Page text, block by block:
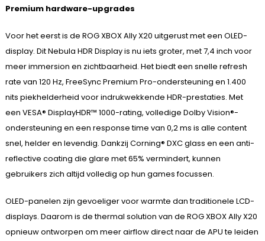
Premium hardware-upgrades
Voor het eerst is de ROG XBOX Ally X20 uitgerust met een OLED-
display. Dit Nebula HDR Display is nu iets groter, met 7,4 inch voor
meer immersion en zichtbaarheid. Het biedt een snelle refresh
rate van 120 Hz, FreeSync Premium Pro-ondersteuning en 1.400
nits piekhelderheid voor indrukwekkende HDR-prestaties. Met
een VESA® DisplayHDR™ 1000-rating, volledige Dolby Vision®-
ondersteuning en een response time van 0,2 ms is alle content
snel, helder en levendig. Dankzij Corning® DXC glass en een anti-
reflective coating die glare met 65% vermindert, kunnen
gebruikers zich altijd volledig op hun games focussen.
OLED-panelen zijn gevoeliger voor warmte dan traditionele LCD-
displays. Daarom is de thermal solution van de ROG XBOX Ally X20
opnieuw ontworpen om meer airflow direct naar de APU te leiden